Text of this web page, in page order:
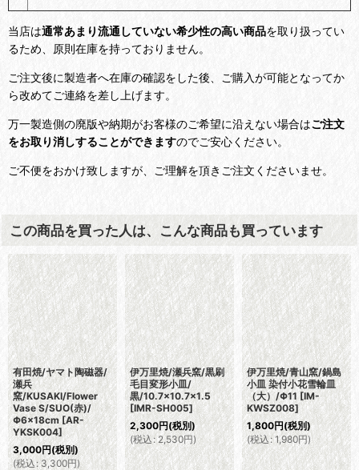
当店は通常あまり流通していない希少性の高い商品を取り扱ってい
るため、原則在庫を持っておりません。
ご注文後に製造者へ在庫の確認をした後、ご購入が可能となってか
ら改めてご連絡を差し上げます。
万一製造側の廃版や納期がお客様のご希望に沿えない場合はご注文
をお取り消しすることができますのでご安心ください。
ご不便をおかけ致しますが、ご理解を頂きご注文くださいませ。
この商品を買った人は、こんな商品も買っています
有田焼/ヤマト陶磁器/
瀬兵
窯/KUSAKI/Flower
Vase S/SUO(赤)/
Φ6×18cm [AR-
YKSK004]
3,000円(税別)
(税込: 3,300円)
伊万里焼/瀬兵窯/黒刷
毛目変形小皿/
黒/10.7×10.7×1.5
[IMR-SH005]
2,300円(税別)
(税込 : 2,530円)
伊万里焼/青山窯/鍋島
小皿 染付小花雪輪皿
（大）/Φ11 [IM-
KWSZ008]
1,800円(税別)
(税込: 1,980円)